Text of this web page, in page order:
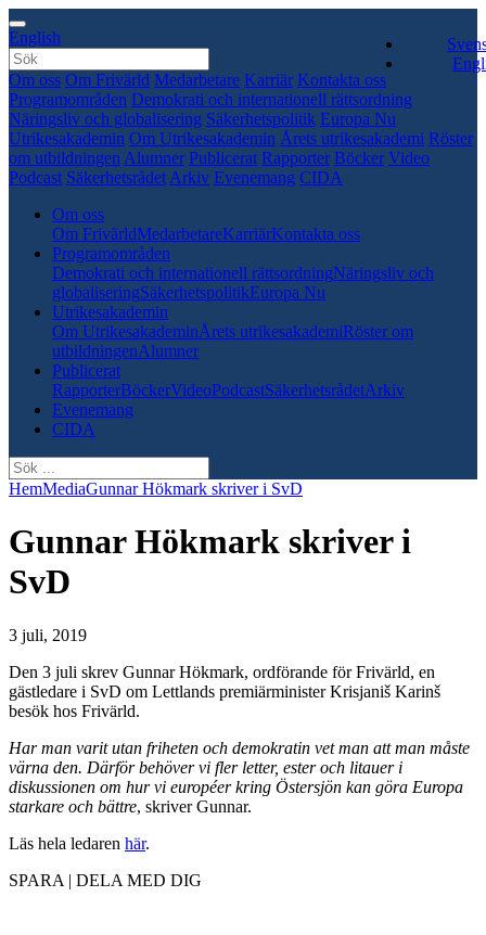
English
Om oss Om Frivärld Medarbetare Karriär Kontakta oss
Programområden Demokrati och internationell rättsordning
Näringsliv och globalisering Säkerhetspolitik Europa Nu
Utrikesakademin Om Utrikesakademin Årets utrikesakademi Röster
om utbildningen Alumner Publicerat Rapporter Böcker Video
Podcast Säkerhetsrådet Arkiv Evenemang CIDA
Om oss
Om FrivärldMedarbetareKarriärKontakta oss
Programområden
Demokrati och internationell rättsordningNäringsliv och
globaliseringSäkerhetspolitikEuropa Nu
Utrikesakademin
Om UtrikesakademinÅrets utrikesakademiRöster om
utbildningenAlumner
Publicerat
RapporterBöckerVideoPodcastSäkerhetsrådetArkiv
Evenemang
CIDA
HemMediaGunnar Hökmark skriver i SvD
Gunnar Hökmark skriver i
SvD
3 juli, 2019
Den 3 juli skrev Gunnar Hökmark, ordförande för Frivärld, en
gästledare i SvD om Lettlands premiärminister Krisjaniš Karinš
besök hos Frivärld.
Har man varit utan friheten och demokratin vet man att man måste
värna den. Därför behöver vi fler letter, ester och litauer i
diskussionen om hur vi européer kring Östersjön kan göra Europa
starkare och bättre, skriver Gunnar.
Läs hela ledaren här.
SPARA | DELA MED DIG